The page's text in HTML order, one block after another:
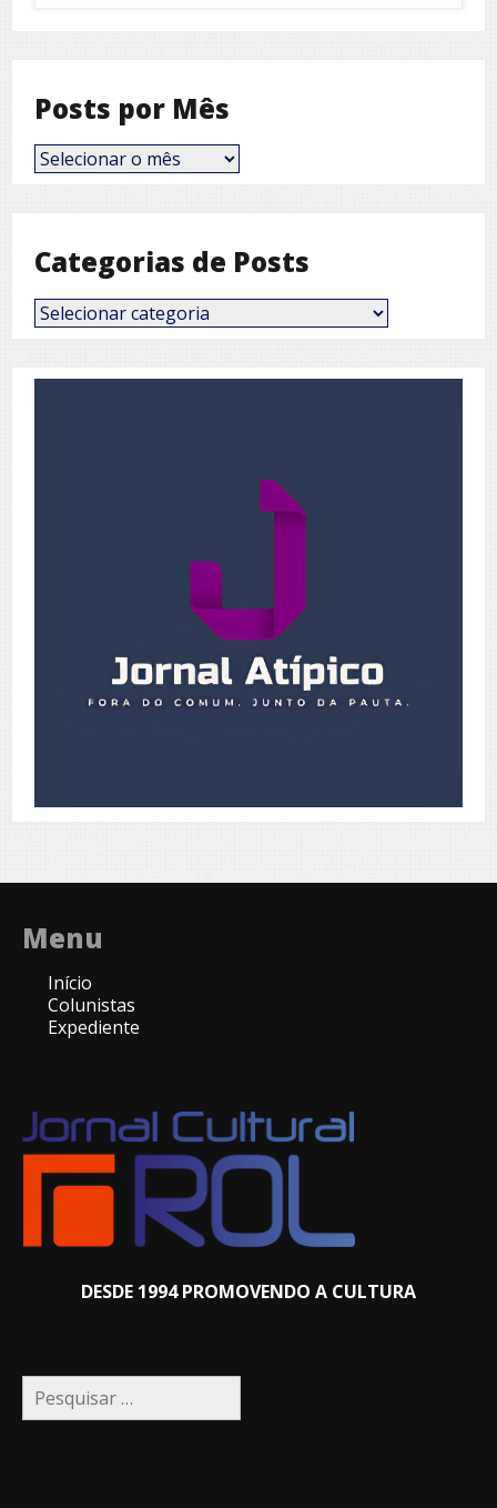
Posts por Mês
Posts
por
Categorias de Posts
Categorias
de
Menu
Início
Colunistas
Expediente
DESDE 1994 PROMOVENDO A CULTURA
Pesquisar
por: